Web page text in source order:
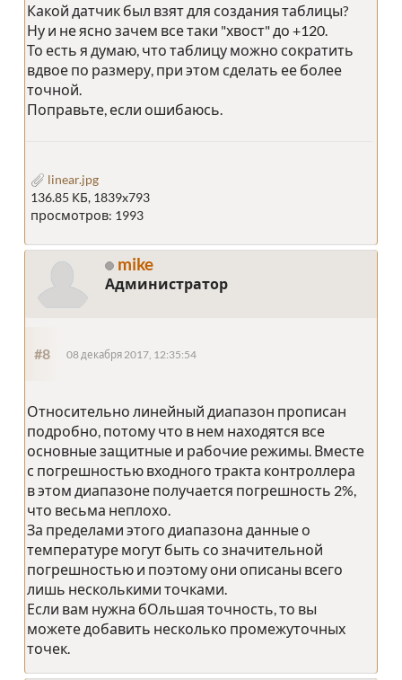
Какой датчик был взят для создания таблицы?
Ну и не ясно зачем все таки "хвост" до +120.
То есть я думаю, что таблицу можно сократить
вдвое по размеру, при этом сделать ее более
точной.
Поправьте, если ошибаюсь.
linear.jpg
136.85 КБ, 1839x793
просмотров: 1993
mike
Администратор
#8 08 декабря 2017, 12:35:54
Относительно линейный диапазон прописан
подробно, потому что в нем находятся все
основные защитные и рабочие режимы. Вместе
с погрешностью входного тракта контроллера
в этом диапазоне получается погрешность 2%,
что весьма неплохо.
За пределами этого диапазона данные о
температуре могут быть со значительной
погрешностью и поэтому они описаны всего
лишь несколькими точками.
Если вам нужна бОльшая точность, то вы
можете добавить несколько промежуточных
точек.